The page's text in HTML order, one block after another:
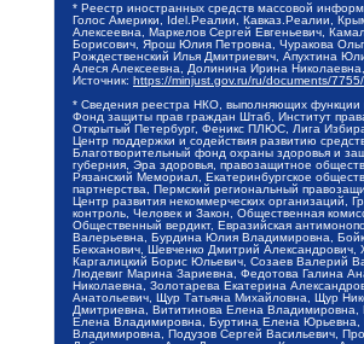
* Реестр иностранных средств массовой
Голос Америки, Idel.Реалии, Кавказ.Реалии,
Алексеевна, Маркелов Сергей Евгеньевич,
Борисович, Ярош Юлия Петровна, Чуракова
Рождественский Илья Дмитриевич, Апухтина
Алеся Алексеевна, Долинина Ирина
Источник: https://minjust.gov.ru/ru/documents/7755/
* Сведения реестра НКО, выполняющих функции
Фонд защиты прав граждан Штаб, Институт
Открытый Петербург, Феникс ПЛЮС, Лига
Центр поддержки и содействия развитию
Благотворительный фонд охраны здоровья и
губерния, Эра здоровья, правозащитное
Рязанский Мемориал, Екатеринбургское
партнерства, Пермский региональный
Центр развития некоммерческих организаций,
контроль, Человек и Закон, Общественная
Общественный вердикт, Евразийская
Валерьевна, Бурдина Юлия Владимировна,
Бекханович, Шевченко Дмитрий
Каргалицкий Борис Юльевич, Созаев Валерий
Людевиг Марина Зариевна, Федотова Галина
Николаевна, Золотарева Екатерина
Анатольевич, Щур Татьяна Михайловна, Щур
Дмитриевна, Вититинова Елена Владимировна,
Елена Владимировна, Буртина Елена Юрьевна,
Владимировна, Подузов Сергей Васильевич,